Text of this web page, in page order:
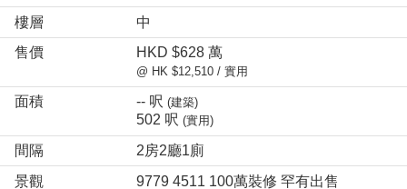
樓層
中
售價
HKD $628 萬
@ HK $12,510 / 實用
面積 -- 呎(建築)
502 呎(實用)
間隔
2房2廳1廁
景觀
9779 4511 100萬裝修 罕有出售